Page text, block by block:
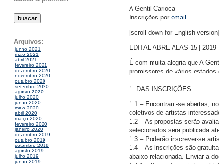
Arquivos:
junho 2021
maio 2021
abril 2021
fevereiro 2021
dezembro 2020
novembro 2020
outubro 2020
setembro 2020
agosto 2020
julho 2020
junho 2020
maio 2020
abril 2020
março 2020
fevereiro 2020
janeiro 2020
dezembro 2019
outubro 2019
setembro 2019
agosto 2019
julho 2019
junho 2019
A Gentil Carioca
Inscrições por email
[scroll down for English version]
EDITAL ABRE ALAS 15 | 2019
É com muita alegria que A
promissores de vários
1. DAS INSCRIÇÕES
1.1 – Encontram-se abertas,
coletivos de artistas
1.2 – As propostas serão
selecionados será publicada
1.3 – Poderão inscrever-se
1.4 – As inscrições são
abaixo relacionada. Enviar a